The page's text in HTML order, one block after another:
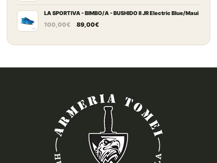
LA SPORTIVA - BIMBO/A - BUSHIDO II JR Electric Blue/Maui
100,00€
Il
originale
89,00€Il
attuale